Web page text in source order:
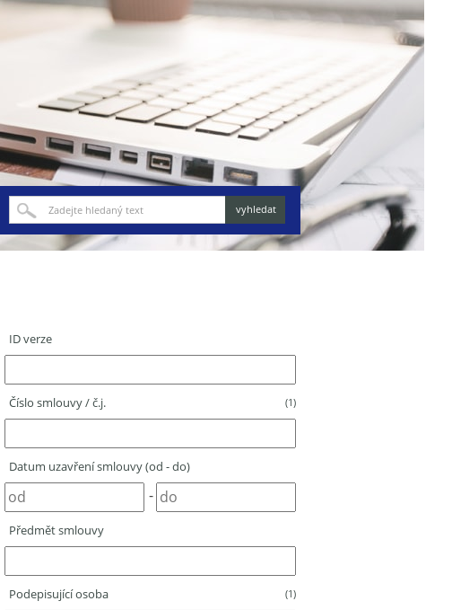
ID verze
Číslo smlouvy / č.j. (1)
Datum uzavření smlouvy (od - do)
-
Předmět smlouvy
Podepisující osoba (1)